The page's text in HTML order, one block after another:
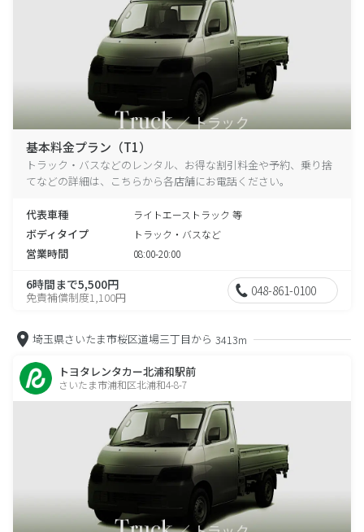
基本料金プラン（T1）
トラック・バスなどのレンタル、お得な割引料金や予約、乗り捨
てなどの詳細は、こちらから各店舗にお電話ください。
代表車種 ライトエーストラック 等
ボディタイプ トラック・バスなど
営業時間 08:00-20:00
6時間まで5,500円
免責補償制度1,100円 048-861-0100
埼玉県さいたま市桜区道場三丁目から 3413m
トヨタレンタカー北浦和駅前
さいたま市浦和区北浦和4-8-7